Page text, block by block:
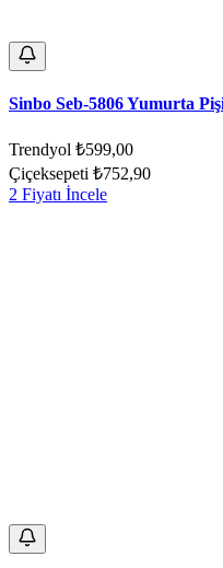
Sinbo Seb-5806 Yumurta
Trendyol ₺599,00
Çiçeksepeti ₺752,90
2 Fiyatı İncele